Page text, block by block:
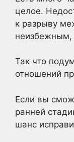
целое.
к разрыву
неизбежным,
Так что
отношений
Если вы
ранней
шанс